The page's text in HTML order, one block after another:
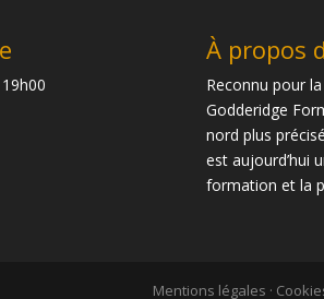
À propos
Reconnu pour
Godderidge
nord plus
est aujourd’hui
formation et la
Mentions légales ·